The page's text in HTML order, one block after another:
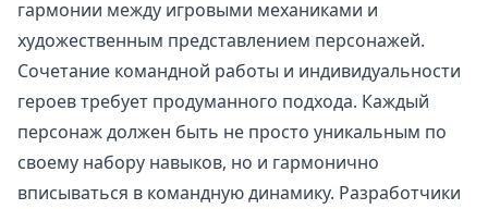
гармонии между игровыми механиками и
художественным представлением персонажей.
Сочетание командной работы и индивидуальности
героев требует продуманного подхода. Каждый
персонаж должен быть не просто уникальным по
своему набору навыков, но и гармонично
вписываться в командную динамику. Разработчики